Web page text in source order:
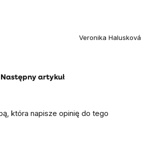
Veronika Halusková
Następny artykuł
która napisze opinię do tego